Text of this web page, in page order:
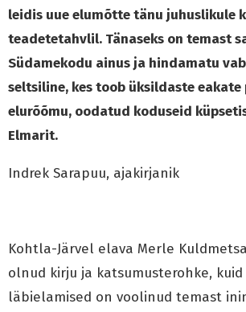
leidis uue elumõtte tänu juhuslikule
teadetetahvlil. Tänaseks on temast
Südamekodu ainus ja hindamatu
seltsiline, kes toob üksildaste eakate
elurõõmu, oodatud koduseid
Elmarit.
Indrek Sarapuu, ajakirjanik
Kohtla-Järvel elava Merle
olnud kirju ja katsumusterohke,
läbielamised on voolinud temast